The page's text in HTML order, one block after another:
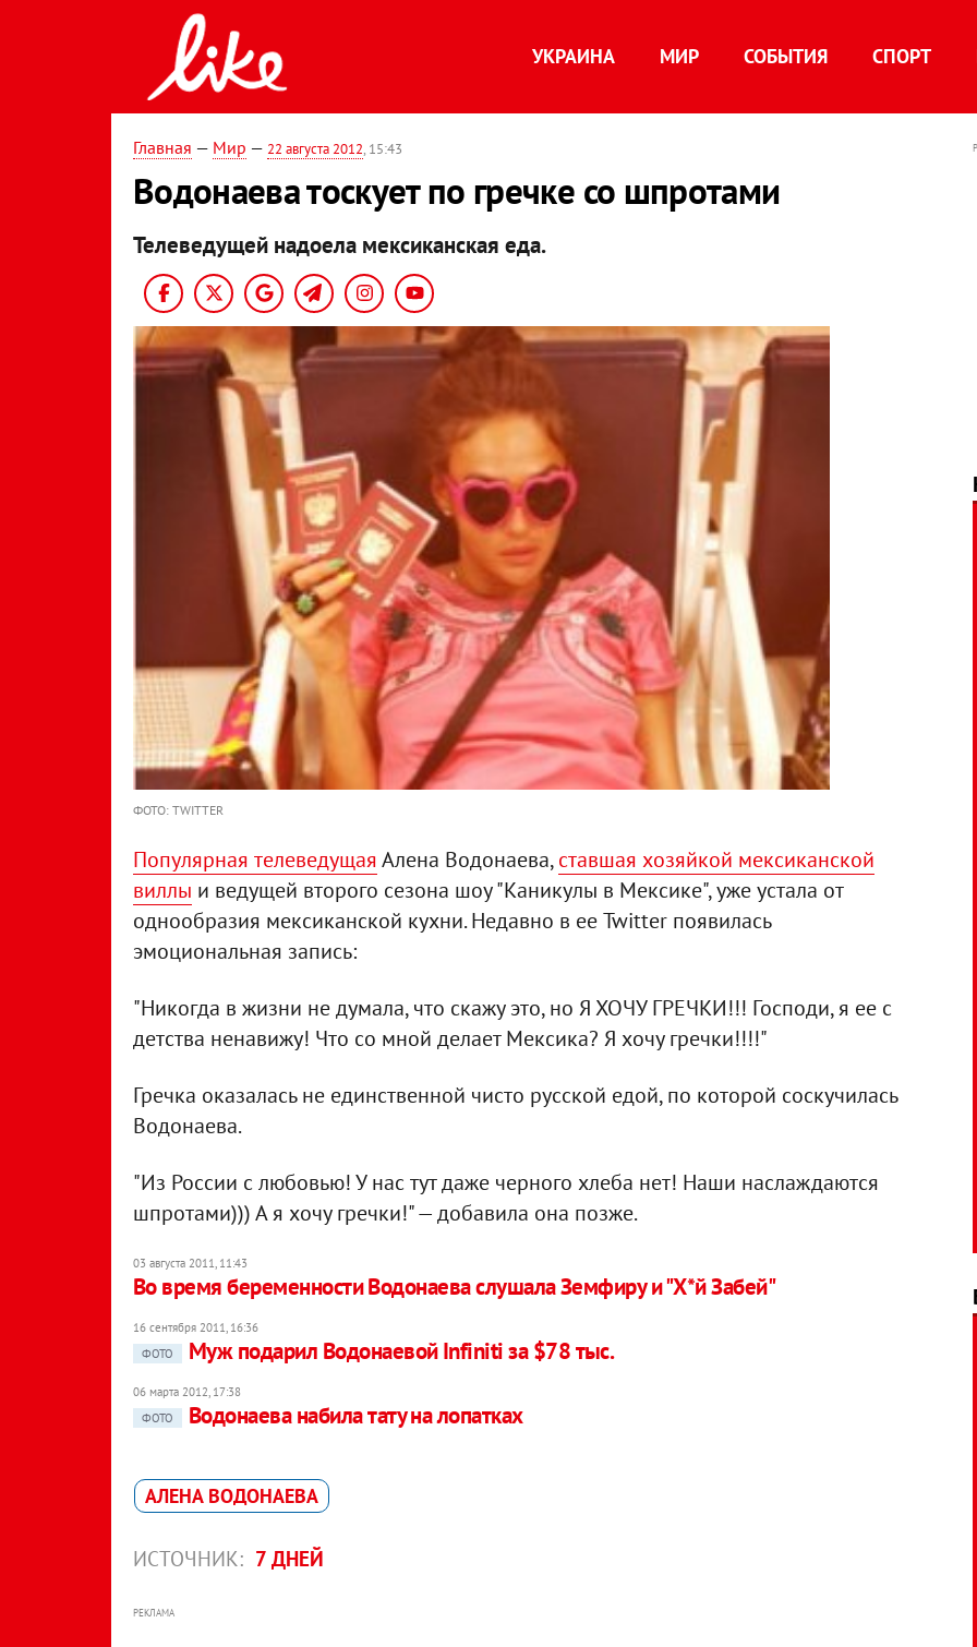
УКРАИНА МИР СОБЫТИЯ СПОРТ
Главная — Мир — 22 августа 2012, 15:43
Водонаева тоскует по гречке со шпротами
Телеведущей надоела мексиканская еда.
ФОТО: TWITTER
Популярная телеведущаяАлена Водонаева,ставшая хозяйкой мексиканской
виллы и ведущей второго сезона шоу "Каникулы в Мексике", уже устала от
однообразия мексиканской кухни. Недавно в ее Twitter появилась
эмоциональная запись:
"Никогда в жизни не думала, что скажу это, но Я ХОЧУ ГРЕЧКИ!!! Господи, я ее с
детства ненавижу! Что со мной делает Мексика? Я хочу гречки!!!!"
Гречка оказалась не единственной чисто русской едой, по которой соскучилась
Водонаева.
"Из России с любовью! У нас тут даже черного хлеба нет! Наши наслаждаются
шпротами))) А я хочу гречки!" — добавила она позже.
03 августа 2011, 11:43
Во время беременности Водонаева слушала Земфиру и "Х*й Забей"
16 сентября 2011, 16:36
ФОТО
Муж подарил Водонаевой Infiniti за $78 тыс.
06 марта 2012, 17:38
ФОТО
Водонаева набила тату на лопатках
АЛЕНА ВОДОНАЕВА
ИСТОЧНИК: 7 ДНЕЙ
РЕКЛАМА